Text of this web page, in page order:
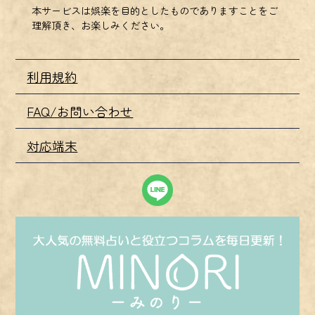
本サービスは娯楽を目的としたものでありますことをご
理解頂き、お楽しみください。
利用規約
FAQ/お問い合わせ
対応端末